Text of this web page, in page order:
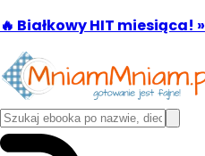
🔥 Białkowy HIT miesiąca! »